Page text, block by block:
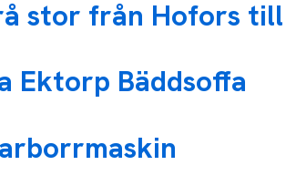
stor från Hofors till
Ektorp Bäddsoffa